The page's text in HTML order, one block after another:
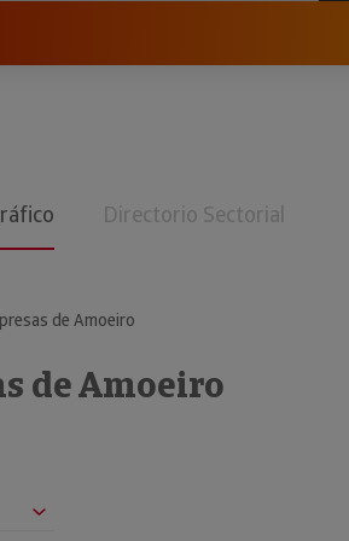
Directorio Sectorial
de Amoeiro
de Amoeiro